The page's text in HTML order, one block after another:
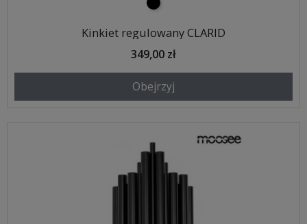
czarny
Kinkiet regulowany CLARID
349,00 zł
Obejrzyj